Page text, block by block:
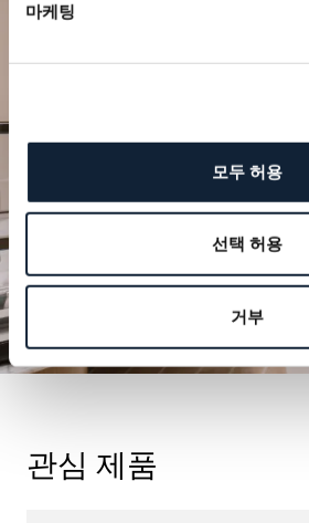
마케팅
모두 허용
선택 허용
거부
특별한 순간을
브레게의 시계 작품을 부티크
관심 제품